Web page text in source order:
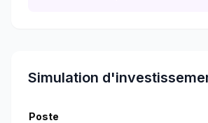
Simulation
Poste